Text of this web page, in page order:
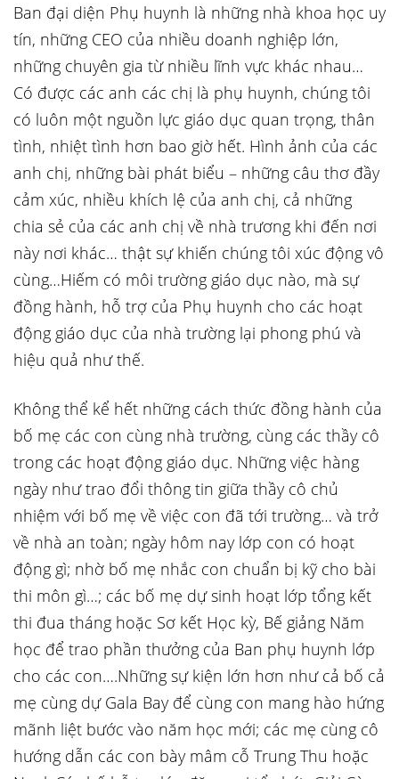
Ban đại diện Phụ huynh là những nhà khoa học uy
tín, những CEO của nhiều doanh nghiệp lớn,
những chuyên gia từ nhiều lĩnh vực khác nhau…
Có được các anh các chị là phụ huynh, chúng tôi
có luôn một nguồn lực giáo dục quan trọng, thân
tình, nhiệt tình hơn bao giờ hết. Hình ảnh của các
anh chị, những bài phát biểu – những câu thơ đầy
cảm xúc, nhiều khích lệ của anh chị, cả những
chia sẻ của các anh chị về nhà trương khi đến nơi
này nơi khác… thật sự khiến chúng tôi xúc động vô
cùng…Hiếm có môi trường giáo dục nào, mà sự
đồng hành, hỗ trợ của Phụ huynh cho các hoạt
động giáo dục của nhà trường lại phong phú và
hiệu quả như thế.
Không thể kể hết những cách thức đồng hành của
bố mẹ các con cùng nhà trường, cùng các thầy cô
trong các hoạt động giáo dục. Những việc hàng
ngày như trao đổi thông tin giữa thầy cô chủ
nhiệm với bố mẹ về việc con đã tới trường… và trở
về nhà an toàn; ngày hôm nay lớp con có hoạt
động gì; nhờ bố mẹ nhắc con chuẩn bị kỹ cho bài
thi môn gì…; các bố mẹ dự sinh hoạt lớp tổng kết
thi đua tháng hoặc Sơ kết Học kỳ, Bế giảng Năm
học để trao phần thưởng của Ban phụ huynh lớp
cho các con….Những sự kiện lớn hơn như cả bố cả
mẹ cùng dự Gala Bay để cùng con mang hào hứng
mãnh liệt bước vào năm học mới; các mẹ cùng cô
hướng dẫn các con bày mâm cỗ Trung Thu hoặc